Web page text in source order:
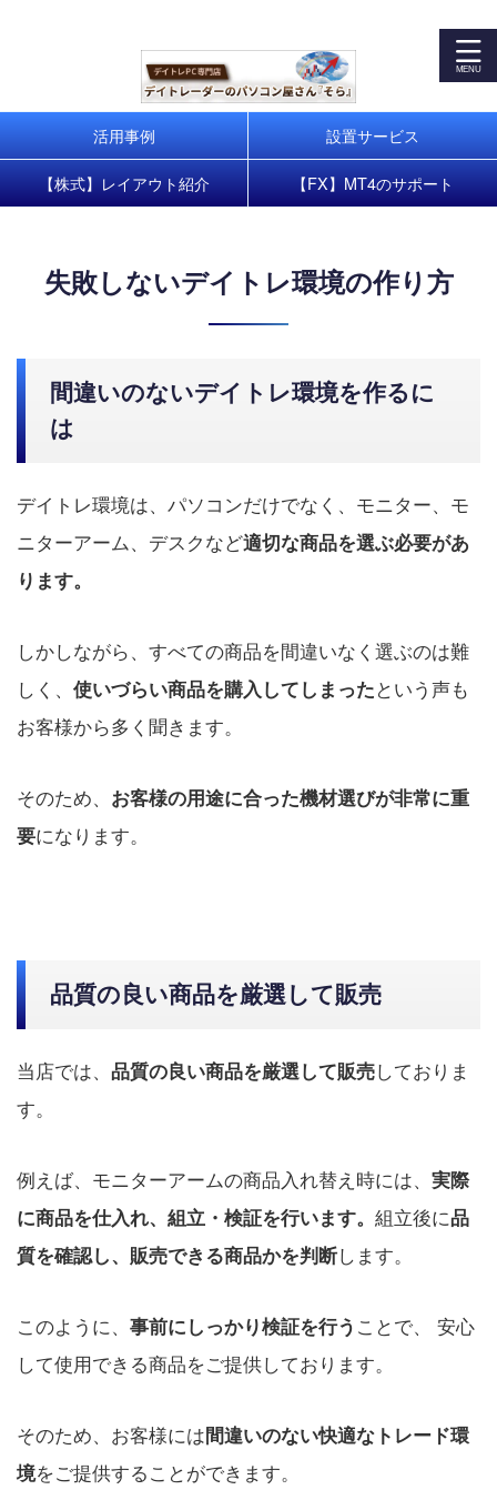
活用事例 設置サービス
【株式】レイアウト紹介 【FX】MT4のサポート
失敗しないデイトレ環境の作り方
間違いのないデイトレ環境を作るに
は
デイトレ環境は、パソコンだけでなく、モニター、モ
ニターアーム、デスクなど適切な商品を選ぶ必要があ
ります。
しかしながら、すべての商品を間違いなく選ぶのは難
しく、 使いづらい商品を購入してしまったという声も
お客様から多く聞きます。
そのため、 お客様の用途に合った機材選びが非常に重
要になります。
品質の良い商品を厳選して販売
当店では、 品質の良い商品を厳選して販売しておりま
す。
例えば、モニターアームの商品入れ替え時には、 実際
に商品を仕入れ、組立・検証を行います。 組立後に品
質を確認し、販売できる商品かを判断します。
このように、 事前にしっかり検証を行う ことで、 安心
して使用できる商品をご提供しております。
そのため、お客様には間違いのない快適なトレード環
境をご提供することができます。